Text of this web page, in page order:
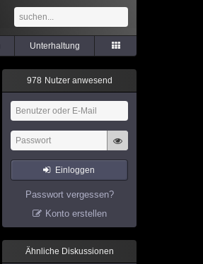
Unterhaltung
978 Nutzer anwesend
Einloggen
Passwort vergessen?
Konto erstellen
Ähnliche Diskussionen